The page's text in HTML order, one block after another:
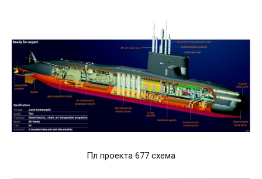
Пл проекта 677 схема